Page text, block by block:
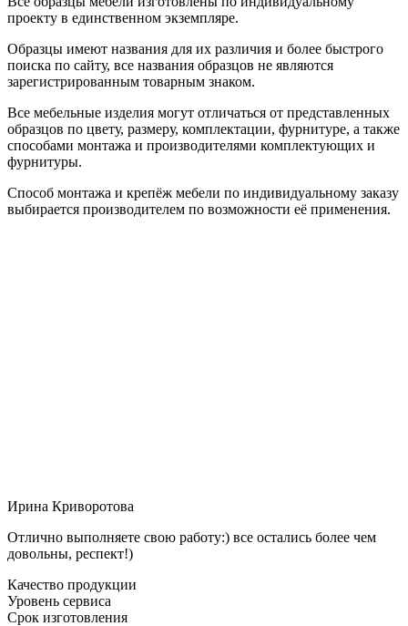
проекту в единственном экземпляре.
Образцы имеют названия для их различия и более быстрого
поиска по сайту, все названия образцов не являются
зарегистрированным товарным знаком.
Все мебельные изделия могут отличаться от представленных
образцов по цвету, размеру, комплектации, фурнитуре, а также
способами монтажа и производителями комплектующих и
фурнитуры.
Способ монтажа и крепёж мебели по индивидуальному заказу
выбирается производителем по возможности её применения.
Ирина Криворотова
Отлично выполняете свою работу:) все остались более чем
довольны, респект!)
Качество продукции
Уровень сервиса
Срок изготовления